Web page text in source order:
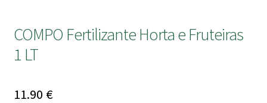
COMPO Fertilizante Horta e Fruteiras
1 LT
11.90 €